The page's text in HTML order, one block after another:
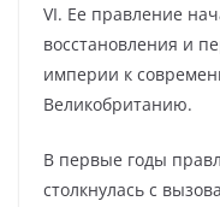
VI. Ее правление
восстановления и
империи к
Великобританию.
В первые годы
столкнулась с